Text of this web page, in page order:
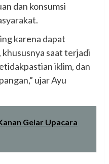
dan konsumsi
karena dapat
saat terjadi
iklim, dan
ujar Ayu
Gelar Upacara